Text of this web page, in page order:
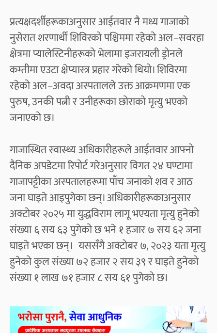
प्रत्यक्षदर्शीहरूकाअनुसार आईतवार नै मध्य गाजाको
नुसेरात शरणार्थी शिविरको पश्चिममा रहेको अल–सवरहा
क्षेत्रमा प्यालेस्टिनीहरूको भेलामा इजरायली ड्रोनले
कम्तीमा एउटा क्षेप्यास्त्र प्रहार गरेको थियो। शिविरमा
रहेको अल–अवदा अस्पतालले उक्त आक्रमणमा एक
पुरुष, उनकी पत्नी र उनीहरूका छोराको मृत्यु भएको
जनाएको छ।
गाजास्थित स्वास्थ्य अधिकारीहरूले आईतवार आफ्नो
दैनिक अपडेटमा रिपोर्ट गरेअनुसार विगत २४ घण्टामा
गाजापट्टीका अस्पतालहरूमा पाँच जनाको शव र आठ
जना घाइते आइपुगेका छन्। अधिकारीहरूकाअनुसार
अक्टोबर २०२५ मा युद्धविराम लागू भएयता मृत्यु हुनेको
संख्या ६ सय ६३ पुगेको छ भने १ हजार ७ सय ६२ जना
घाइते भएका छन्। यससँगै अक्टोबर ७, २०२३ यता मृत्यु
हुनेको कुल संख्या ७२ हजार २ सय ३९ र घाइते हुनेको
संख्या १ लाख ७१ हजार ८ सय ६१ पुगेको छ।